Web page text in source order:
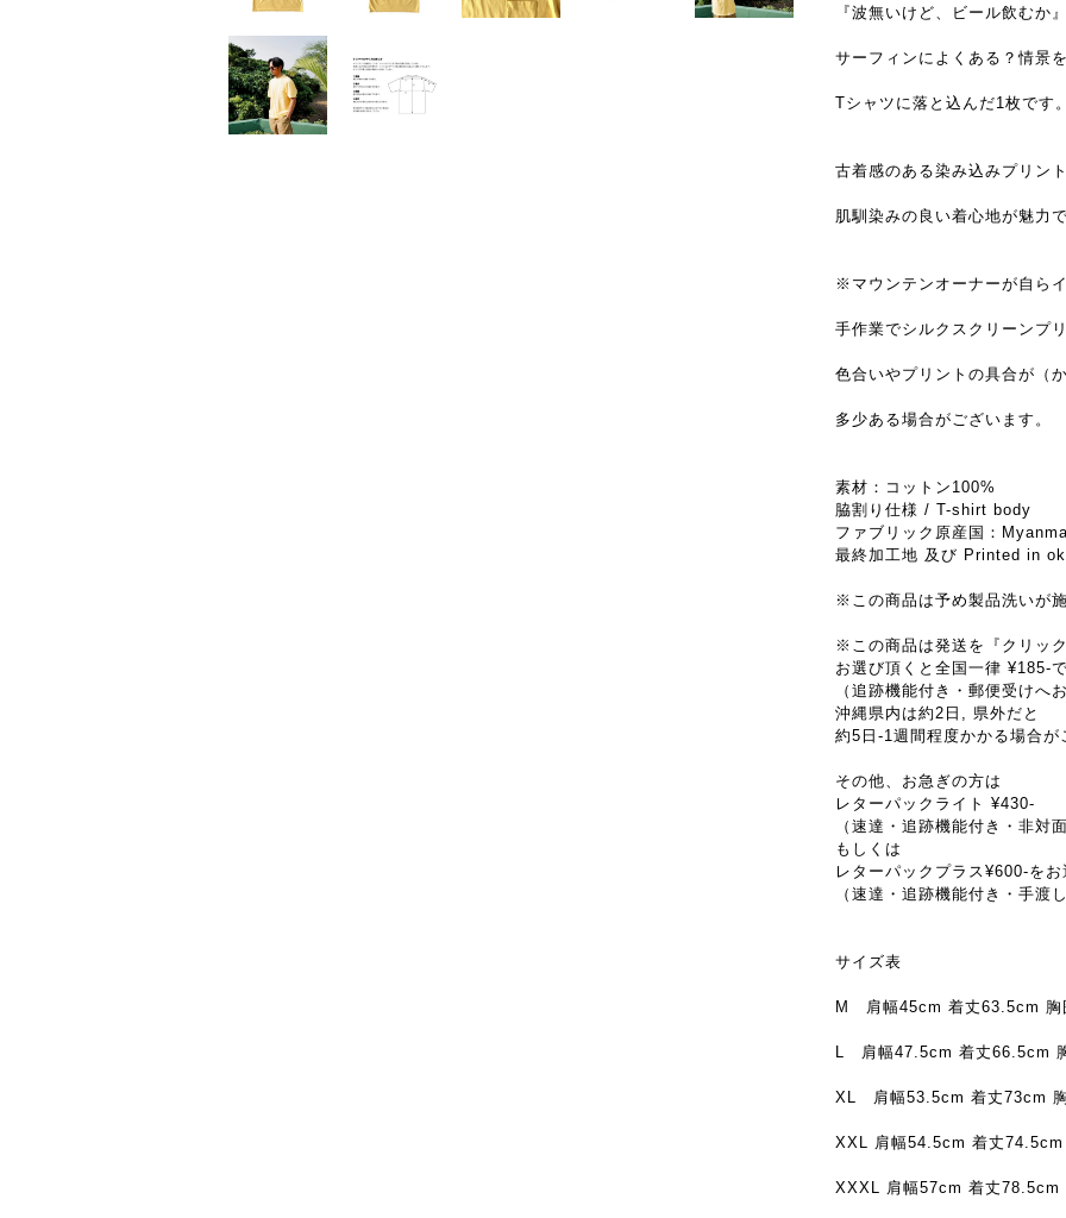
『波無いけど、ビール飲むか』
サーフィンによくある？情景を
Tシャツに落と込んだ1枚です。
古着感のある染み込みプリン
肌馴染みの良い着心地が魅力で
※マウンテンオーナーが自ら
手作業でシルクスクリーンプ
色合いやプリントの具合が（
多少ある場合がございます。
素材：コットン100%
脇割り仕様 / T-shirt body
ファブリック原産国：
最終加工地 及び Printed in
※この商品は予め製品洗いが
※この商品は発送を『クリッ
お選び頂くと全国一律 ¥185-
（追跡機能付き・郵便受けへ
沖縄県内は約2日, 県外だと
約5日-1週間程度かかる場合が
その他、お急ぎの方は
レターパックライト ¥430-
（速達・追跡機能付き・非対
もしくは
レターパックプラス¥600-をお
（速達・追跡機能付き・手渡
サイズ表
M 肩幅45cm 着丈63.5cm 胸
L 肩幅47.5cm 着丈66.5cm
XL 肩幅53.5cm 着丈73cm
XXL 肩幅54.5cm 着丈
XXXL 肩幅57cm 着丈78.5cm